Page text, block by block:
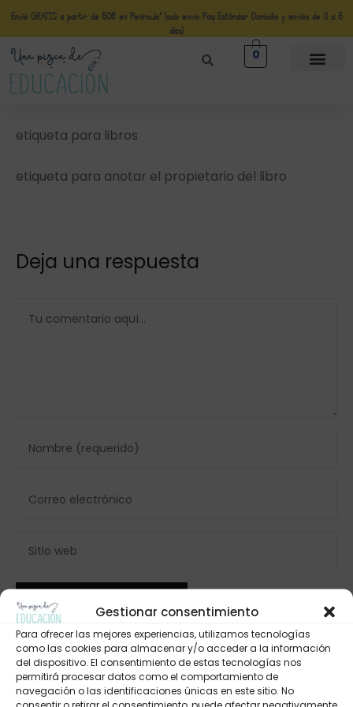
Gestionar consentimiento
Para ofrecer las mejores experiencias, utilizamos tecnologías
como las cookies para almacenar y/o acceder a la información
del dispositivo. El consentimiento de estas tecnologías nos
permitirá procesar datos como el comportamiento de
navegación o las identificaciones únicas en este sitio. No
Envío GRATIS a partir de 50€ en Península* (solo envio Paq Estándar Domicilio y envíos de 3 a 5
días)
0
etiqueta para libros
etiqueta para anotar el propietario del libro
Deja una respuesta